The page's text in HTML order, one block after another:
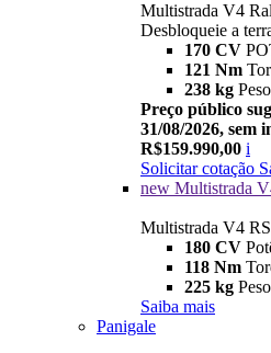
Multistrada V4
Desbloqueie a
170 CV
121 Nm
238 kg
Preço público
31/08/2026, sem
R$159.990,00 i
Solicitar cotação
new Multistrada
Multistrada V4
180 CV
118 Nm
225 kg
Saiba mais
Panigale